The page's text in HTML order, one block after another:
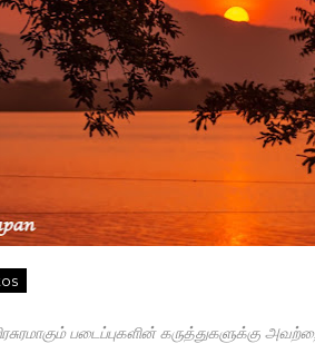
படைப்புகளின் கருத்துகளுக்கு